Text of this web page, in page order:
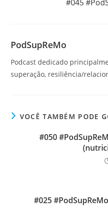
#045
PodSupReMo
Podcast dedicado
superação, resiliência/
VOCÊ TAMBÉM PODE
#050
#025